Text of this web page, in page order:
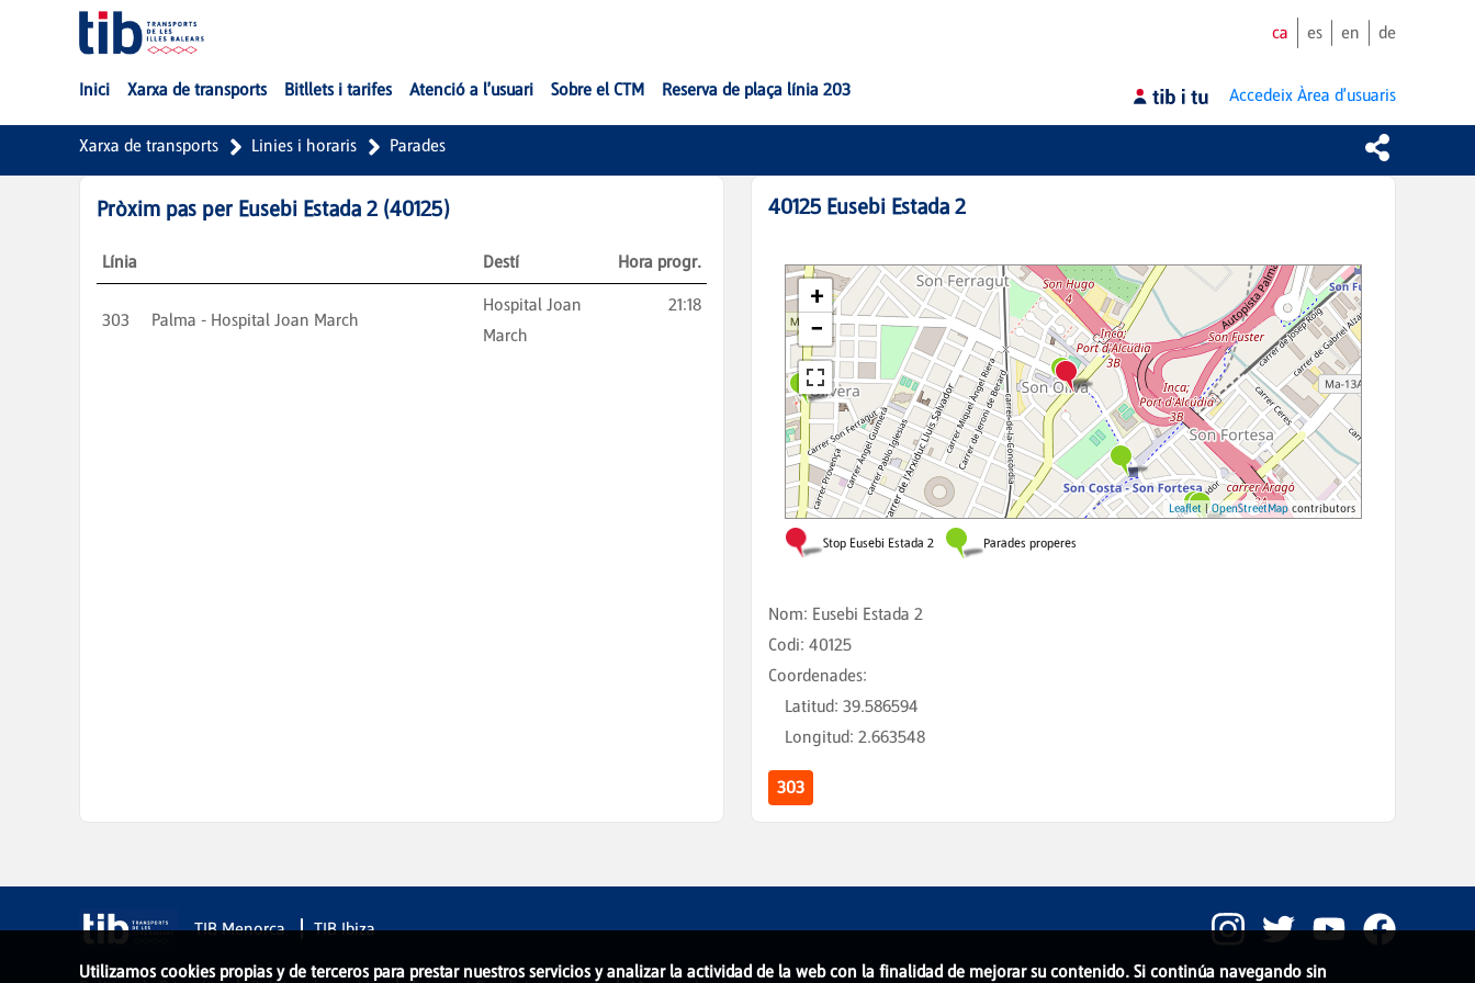
Salta al contingut principal
ca es en de
Inici Xarxa de transports Bitllets i tarifes Atenció a l'usuari Sobre el CTM Reserva de plaça línia 203 Accedeix Àrea d'usuaris
Xarxa de transports Linies i horaris Parades
Pròxim pas per Eusebi Estada 2 (40125)
Línia Destí Hora progr.
303 Palma - Hospital Joan March
Hospital Joan
March
21:18
40125 Eusebi Estada 2
Nom: Eusebi Estada 2
Codi: 40125
Coordenades:
Latitud: 39.586594
Longitud: 2.663548
303
Utilizamos cookies propias y de terceros para prestar nuestros servicios y analizar la actividad de la web con la finalidad de mejorar su contenido. Si continúa navegando sin
TIB Menorca TIB Ibiza